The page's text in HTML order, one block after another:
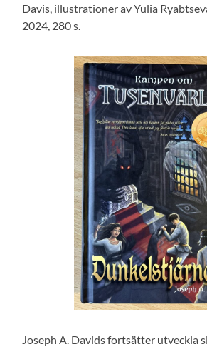
Davis, illustrationer av Yulia
2024, 280 s.
Joseph A. Davids fortsätter utveckla